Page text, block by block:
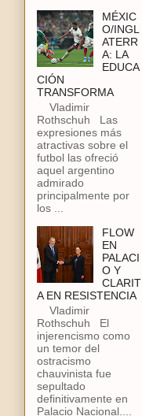
MÉXIC
O/INGL
ATERR
A: LA
EDUCA
CIÓN
TRANSFORMA
Vladimir
Rothschuh Las
expresiones más
atractivas sobre el
futbol las ofreció
aquel argentino
admirado
principalmente por
los ...
FLOW
EN
PALACI
O Y
CLARIT
A EN RESISTENCIA
Vladimir
Rothschuh El
injerencismo como
un temor del
ostracismo
chauvinista fue
sepultado
definitivamente en
Palacio Nacional....